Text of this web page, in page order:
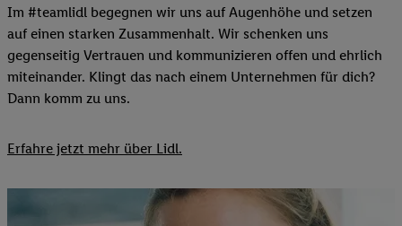
Im #teamlidl begegnen wir uns auf Augenhöhe und setzen
auf einen starken Zusammenhalt. Wir schenken uns
gegenseitig Vertrauen und kommunizieren offen und ehrlich
miteinander. Klingt das nach einem Unternehmen für dich?
Dann komm zu uns.​
Erfahre jetzt mehr über Lidl.